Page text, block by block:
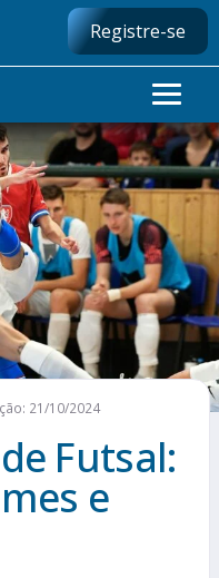
Registre-se
21/10/2024
Futsal:
e